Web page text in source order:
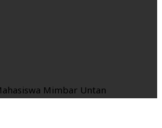
Mimbar Untan